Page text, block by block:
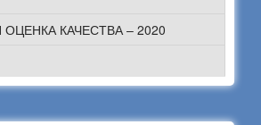
КАЧЕСТВА – 2020